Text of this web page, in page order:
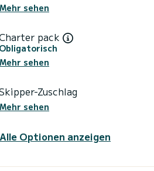
Mehr sehen
pack
Obligatorisch
Mehr sehen
Zuschlag
Mehr sehen
Alle Optionen anzeigen